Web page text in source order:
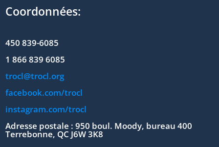
Coordonnées:
450 839-6085
1 866 839 6085
trocl@trocl.org
facebook.com/trocl
instagram.com/trocl
Adresse postale : 950 boul. Moody, bureau 400
Terrebonne, QC J6W 3K8